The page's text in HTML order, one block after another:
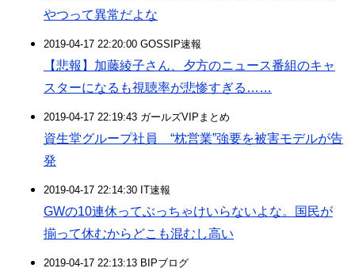
やつって異常だよな
2019-04-17 22:20:00 GOSSIP速報
【悲報】加藤綾子さん、夕方のニュース番組のキャ
スターになるも視聴率が悲惨すぎる……
2019-04-17 22:19:43 ガールズVIPまとめ
資生堂グループ社員 “枕営業”強要を被害モデルが告
発
2019-04-17 22:14:30 IT速報
GWの10連休ってぶっちゃけいらないよな。国民が
揃って休むからどこも混むし高い
2019-04-17 22:13:13 BIPブログ